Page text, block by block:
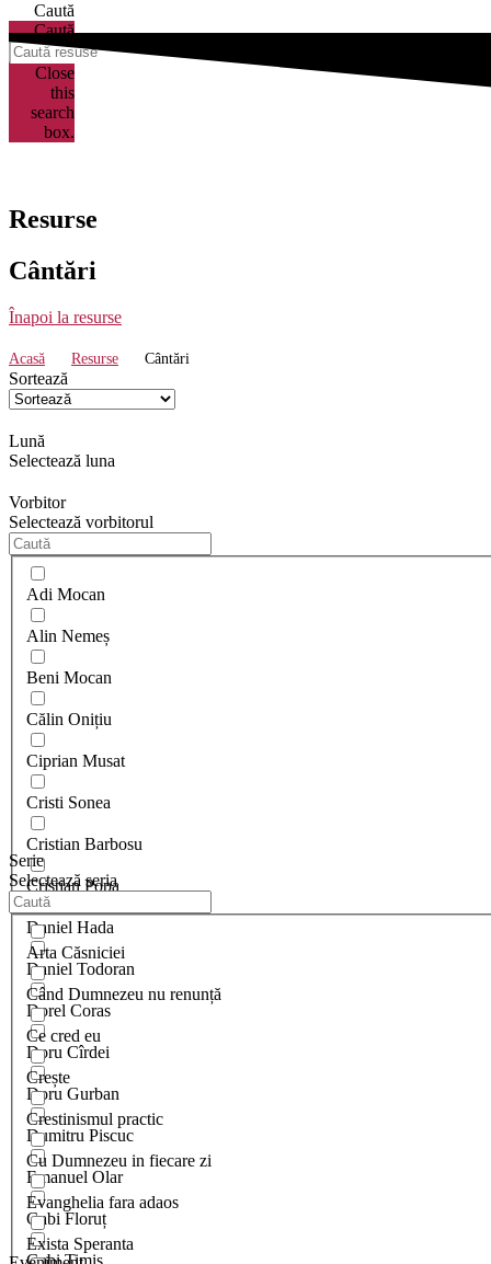
Caută
Caută
Close
this
search
box.
Resurse
Cântări
Înapoi la resurse
Acasă Resurse Cântări
Sortează
Lună
Selectează luna
Vorbitor
Selectează vorbitorul
Adi Mocan
Alin Nemeș
Beni Mocan
Călin Onițiu
Ciprian Musat
Cristi Sonea
Cristian Barbosu
Cristian Popa
Daniel Hada
Daniel Todoran
Dorel Coras
Doru Cîrdei
Doru Gurban
Dumitru Piscuc
Emanuel Olar
Gabi Floruț
Serie
Selectează seria
Arta Căsniciei
Când Dumnezeu nu renunță
Ce cred eu
Crește
Crestinismul practic
Cu Dumnezeu in fiecare zi
Evanghelia fara adaos
Exista Speranta